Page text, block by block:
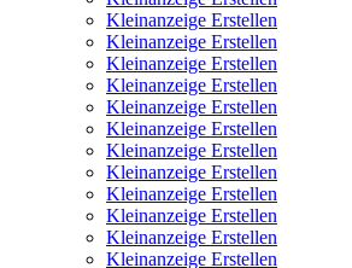
Kleinanzeige Erstellen
Kleinanzeige Erstellen
Kleinanzeige Erstellen
Kleinanzeige Erstellen
Kleinanzeige Erstellen
Kleinanzeige Erstellen
Kleinanzeige Erstellen
Kleinanzeige Erstellen
Kleinanzeige Erstellen
Kleinanzeige Erstellen
Kleinanzeige Erstellen
Kleinanzeige Erstellen